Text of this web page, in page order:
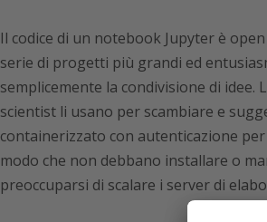
Il codice di un notebook Jupyter è
serie di progetti più grandi ed
semplicemente la condivisione di idee.
scientist li usano per scambiare e
containerizzato con autenticazione
modo che non debbano installare o
preoccuparsi di scalare i server di